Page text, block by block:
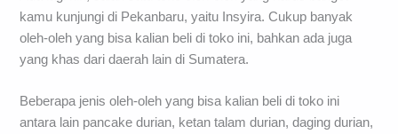
kamu kunjungi di Pekanbaru, yaitu Insyira. Cukup banyak
oleh-oleh yang bisa kalian beli di toko ini, bahkan ada juga
yang khas dari daerah lain di Sumatera.
Beberapa jenis oleh-oleh yang bisa kalian beli di toko ini
antara lain pancake durian, ketan talam durian, daging durian,